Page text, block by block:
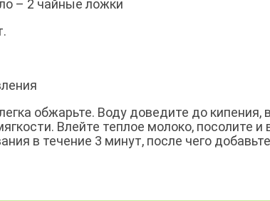
– 2 чайные ложки
обжарьте. Воду доведите до кипения,
Влейте теплое молоко, посолите
в течение 3 минут, после чего